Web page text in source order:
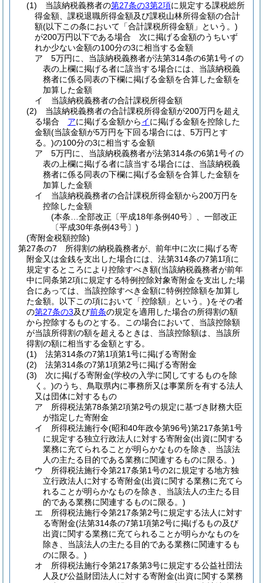
(1)
当該納税義務者の第27条の3第2項に規定する課税総所
得金額、課税退職所得金額及び課税山林所得金額の合計
額(以下この条において「合計課税所得金額」という。)
が200万円以下である場合 次に掲げる金額のうちいず
れか少ない金額の100分の3に相当する金額
ア
5万円に、当該納税義務者が法第314条の6第1号イの
表の上欄に掲げる者に該当する場合には、当該納税義
務者に係る同表の下欄に掲げる金額を合算した金額を
加算した金額
イ
当該納税義務者の合計課税所得金額
(2)
当該納税義務者の合計課税所得金額が200万円を超え
る場合 アに掲げる金額からイに掲げる金額を控除した
金額(当該金額が5万円を下回る場合には、5万円とす
る。)の100分の3に相当する金額
ア
5万円に、当該納税義務者が法第314条の6第1号イの
表の上欄に掲げる者に該当する場合には、当該納税義
務者に係る同表の下欄に掲げる金額を合算した金額を
加算した金額
イ
当該納税義務者の合計課税所得金額から200万円を
控除した金額
(本条…全部改正〔平成18年条例40号〕、一部改正
〔平成30年条例43号〕)
(寄附金税額控除)
第27条の7
所得割の納税義務者が、前年中に次に掲げる寄
附金又は金銭を支出した場合には、法第314条の7第1項に
規定するところにより控除すべき額(当該納税義務者が前年
中に同条第2項に規定する特例控除対象寄附金を支出した場
合にあっては、当該控除すべき金額に特例控除額を加算し
た金額。以下この項において「控除額」という。)をその者
の第27条の3及び前条の規定を適用した場合の所得割の額
から控除するものとする。
この場合において、当該控除額
が当該所得割の額を超えるときは、当該控除額は、当該所
得割の額に相当する金額とする。
(1)
法第314条の7第1項第1号に掲げる寄附金
(2)
法第314条の7第1項第2号に掲げる寄附金
(3)
次に掲げる寄附金(学校の入学に関してするものを除
く。)のうち、鳥取県内に事務所又は事業所を有する法人
又は団体に対するもの
ア
所得税法第78条第2項第2号の規定に基づき財務大臣
が指定した寄附金
イ
所得税法施行令(昭和40年政令第96号)第217条第1号
に規定する独立行政法人に対する寄附金(出資に関する
業務に充てられることが明らかなものを除き、当該法
人の主たる目的である業務に関連するものに限る。)
ウ
所得税法施行令第217条第1号の2に規定する地方独
立行政法人に対する寄附金(出資に関する業務に充てら
れることが明らかなものを除き、当該法人の主たる目
的である業務に関連するものに限る。)
エ
所得税法施行令第217条第2号に規定する法人に対す
る寄附金(法第314条の7第1項第2号に掲げるもの及び
出資に関する業務に充てられることが明らかなものを
除き、当該法人の主たる目的である業務に関連するも
のに限る。)
オ
所得税法施行令第217条第3号に規定する公益社団法
人及び公益財団法人に対する寄附金(出資に関する業務